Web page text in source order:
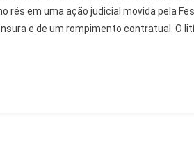
Fundação
Theatro
em uma ação judicial movida pela
e de um rompimento contratual. O